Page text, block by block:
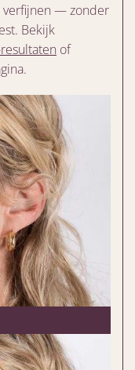
verfijnen — zonder
Bekijk
of